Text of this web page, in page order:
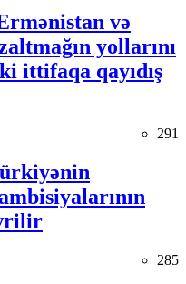
və
yollarını
ittifaqa qayıdış
291
285